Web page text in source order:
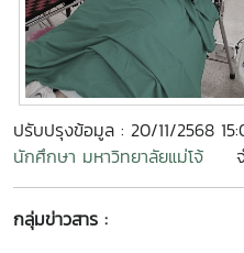
ปรับปรุงข้อมูล : 20/11/2568
นักศึกษา มหาวิทยาลัยแม่โจ้
กลุ่มข่าวสาร :